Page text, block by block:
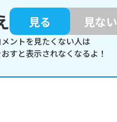
見る 見ない
ントを見たくない人は
おすと表示されなくなるよ！